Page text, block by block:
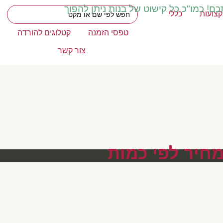
כמו"כ כל קישוט של בנות ניתן להפוך
כללי
טפסי הזמנה קטלוגים להורדה
צור קשר
לפי כמות